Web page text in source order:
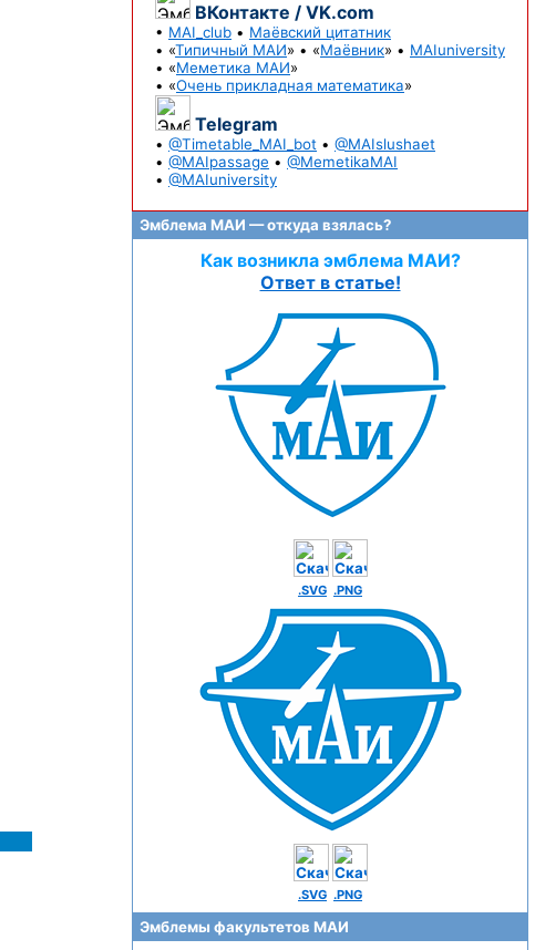
ВКонтакте / VK.com
• MAI_club • Маёвский цитатник
• «Типичный МАИ» • «Маёвник» • MAIuniversity
• «Меметика МАИ»
• «Очень прикладная математика»
Telegram
• @Timetable_MAI_bot • @MAIslushaet
• @MAIpassage • @MemetikaMAI
• @MAIuniversity
Эмблема МАИ — откуда взялась?
Как возникла эмблема МАИ?
Ответ в статье!
.SVG .PNG
.SVG .PNG
Эмблемы факультетов МАИ